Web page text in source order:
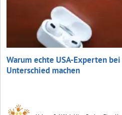
Warum echte USA-Experten
Unterschied machen